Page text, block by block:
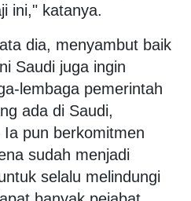
ini," katanya.
dia, menyambut baik
Saudi juga ingin
lembaga pemerintah
ada di Saudi,
pun berkomitmen
sudah menjadi
selalu melindungi